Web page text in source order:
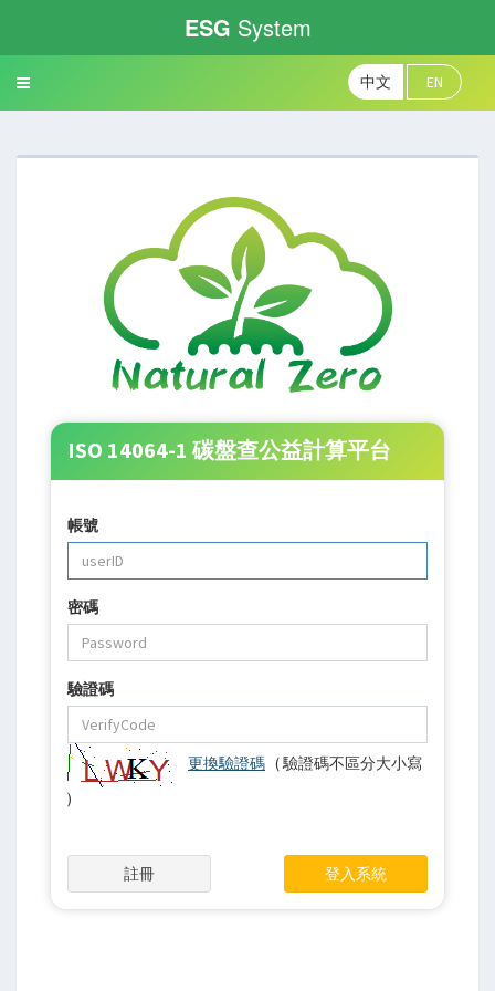
ESG System
Toggle
中文 EN
ISO 14064-1 碳盤查公益計算平台
帳號
密碼
驗證碼
更換驗證碼 ( 驗證碼不區分大小寫
)